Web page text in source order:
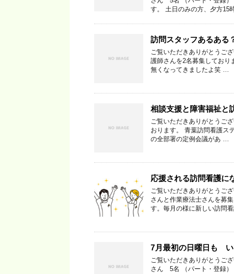
す。 土日のみの方、夕方15
訪問スタッフあるある
ご覧いただきありがとうご
護師さんを2名募集してお
無くなってきましたよ笑 …
相談支援と障害福祉と
ご覧いただきありがとうご
おります。 青葉訪問看護ス
の全部署の定例会議があ …
応援される訪問看護に
ご覧いただきありがとうご
さんと作業療法士さんを募
す。毎月の様に新しい訪問
7月最初の日曜日も い
ご覧いただきありがとうご
さん 5名 （パート・登録